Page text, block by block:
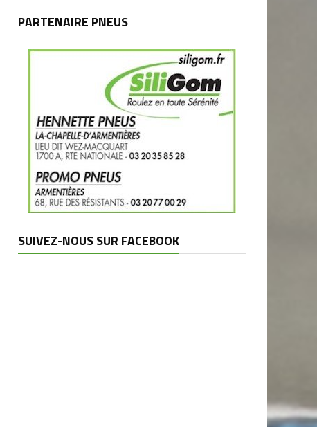
PARTENAIRE PNEUS
SUIVEZ-NOUS SUR FACEBOOK